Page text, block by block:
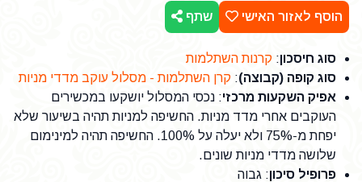
הוסף לאזור האישי שתף
סוג חיסכון: קרנות השתלמות
סוג קופה (קבוצה): קרן השתלמות - מסלול עוקב מדדי מניות
אפיק השקעות מרכזי: נכסי המסלול יושקעו במכשירים
העוקבים אחרי מדד מניות. החשיפה למניות תהיה בשיעור שלא
יפחת מ-75% ולא יעלה על 100%. החשיפה תהיה למינימום
שלושה מדדי מניות שונים.
פרופיל סיכון: גבוה